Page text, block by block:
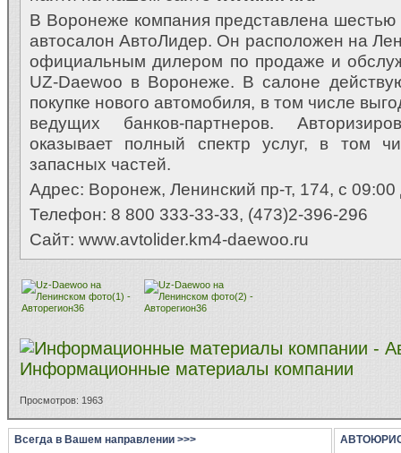
В Воронеже компания представлена
автосалон АвтоЛидер. Он расположен на
официальным дилером по продаже и
UZ-Daewoo в Воронеже. В салоне
покупке нового автомобиля, в том числе
ведущих банков-партнеров.
оказывает полный спектр услуг, в том
запасных частей.
Адрес: Воронеж, Ленинский пр-т, 174, с
Телефон: 8 800 333-33-33, (473)2-396-296
Сайт: www.avtolider.km4-daewoo.ru
Информационные материалы компании
Просмотров: 1963
Всегда в Вашем направлении >>>